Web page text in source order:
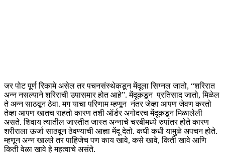
जर पोट पूर्ण रिकामे असेल तर पचनसंस्थेकडून मेंदूला सिग्नल जातो, “शरिरात
अन्न नसल्याने शरिराची उपासमार होत आहे”. मेंदूकडून प्रतिसाद जातो, मिळेल
ते अन्न साठवून ठेवा. मग याचा परिणाम म्हणून नंतर जेव्हा आपण जेवण करतो
तेव्हा आपण खातच राहतो कारण तशी ऑर्डर अगोदरच मेंदूकडून मिळालेली
असते. शिवाय त्यातील जास्तीत जास्त अन्नाचे चरबीमध्ये रुपांतर होते कारण
शरीराला ऊर्जा साठवून ठेवण्याची आज्ञा मेंदू देतो. कधी कधी यामुळे अपचन होते.
म्हणून अन्न खाल्ले तर पाहिजेच पण काय खावे, कसे खावे, किती खावे आणि
किती वेळा खावे हे महत्वाचे असंते.